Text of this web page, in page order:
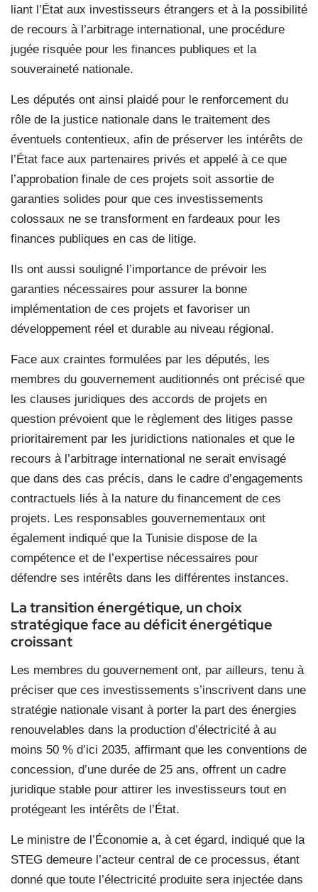
liant l’État aux investisseurs étrangers et à la possibilité
de recours à l’arbitrage international, une procédure
jugée risquée pour les finances publiques et la
souveraineté nationale.
Les députés ont ainsi plaidé pour le renforcement du
rôle de la justice nationale dans le traitement des
éventuels contentieux, afin de préserver les intérêts de
l’État face aux partenaires privés et appelé à ce que
l’approbation finale de ces projets soit assortie de
garanties solides pour que ces investissements
colossaux ne se transforment en fardeaux pour les
finances publiques en cas de litige.
Ils ont aussi souligné l’importance de prévoir les
garanties nécessaires pour assurer la bonne
implémentation de ces projets et favoriser un
développement réel et durable au niveau régional.
Face aux craintes formulées par les députés, les
membres du gouvernement auditionnés ont précisé que
les clauses juridiques des accords de projets en
question prévoient que le règlement des litiges passe
prioritairement par les juridictions nationales et que le
recours à l’arbitrage international ne serait envisagé
que dans des cas précis, dans le cadre d’engagements
contractuels liés à la nature du financement de ces
projets. Les responsables gouvernementaux ont
également indiqué que la Tunisie dispose de la
compétence et de l’expertise nécessaires pour
défendre ses intérêts dans les différentes instances.
La transition énergétique, un choix
stratégique face au déficit énergétique
croissant
Les membres du gouvernement ont, par ailleurs, tenu à
préciser que ces investissements s’inscrivent dans une
stratégie nationale visant à porter la part des énergies
renouvelables dans la production d’électricité à au
moins 50 % d’ici 2035, affirmant que les conventions de
concession, d’une durée de 25 ans, offrent un cadre
juridique stable pour attirer les investisseurs tout en
protégeant les intérêts de l’État.
Le ministre de l’Économie a, à cet égard, indiqué que la
STEG demeure l’acteur central de ce processus, étant
donné que toute l’électricité produite sera injectée dans